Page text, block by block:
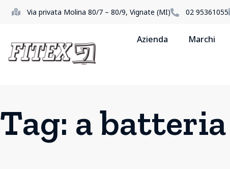
Via privata Molina 80/7 – 80/9, Vignate (MI) 02 95361055
Azienda Marchi
Tag: a batteria